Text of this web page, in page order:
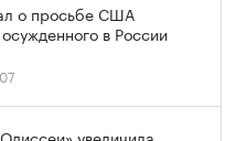
о просьбе США
в России